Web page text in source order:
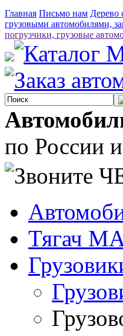
Главная Письмо нам Дерево
грузовыми автомобилями,
погрузчики, грузовые
по России
Тягач